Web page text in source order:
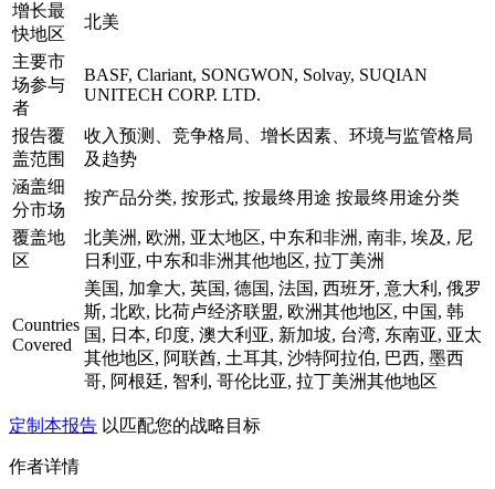
增长最
快地区
北美
主要市
场参与
者
BASF, Clariant, SONGWON, Solvay, SUQIAN
UNITECH CORP. LTD.
报告覆
盖范围
收入预测、竞争格局、增长因素、环境与监管格局
及趋势
涵盖细
分市场
按产品分类, 按形式, 按最终用途 按最终用途分类
覆盖地
区
北美洲, 欧洲, 亚太地区, 中东和非洲, 南非, 埃及, 尼
日利亚, 中东和非洲其他地区, 拉丁美洲
Countries
Covered
美国, 加拿大, 英国, 德国, 法国, 西班牙, 意大利, 俄罗
斯, 北欧, 比荷卢经济联盟, 欧洲其他地区, 中国, 韩
国, 日本, 印度, 澳大利亚, 新加坡, 台湾, 东南亚, 亚太
其他地区, 阿联酋, 土耳其, 沙特阿拉伯, 巴西, 墨西
哥, 阿根廷, 智利, 哥伦比亚, 拉丁美洲其他地区
定制本报告 以匹配您的战略目标
作者详情